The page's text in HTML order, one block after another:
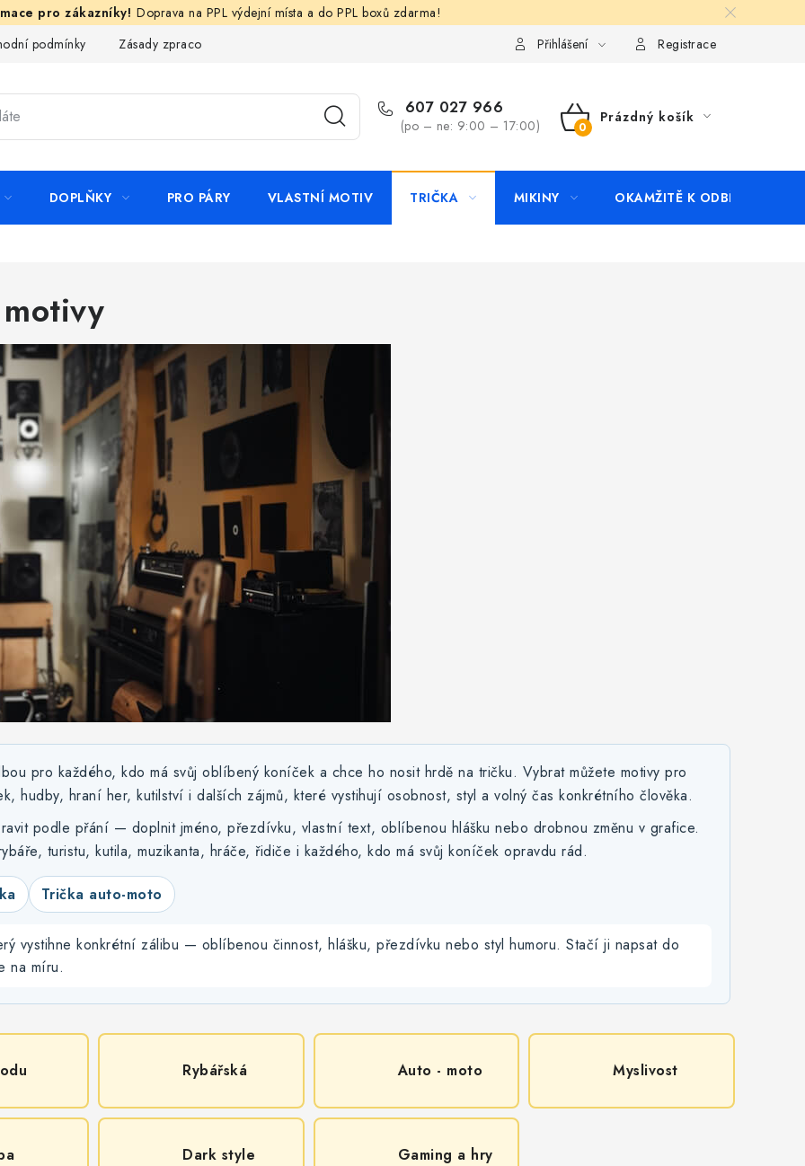
Doprava na PPL výdejní místa a do PPL boxů zdarma!
podmínky Zásady zpracování ochrany osobních údajů KontaktyPřihlášení Registrace
607 027 966
(po – ne: 9:00 – 17:00)
NÁKUPNÍ
Prázdný košík
DOPLŇKY PRO PÁRY VLASTNÍ MOTIV TRIČKA MIKINY OKAMŽITĚ K ODBĚRU
pro každého, kdo má svůj oblíbený koníček a chce ho nosit hrdě na tričku. Vybrat můžete motivy pro
hudby, hraní her, kutilství i dalších zájmů, které vystihují osobnost, styl a volný čas konkrétního člověka.
podle přání — doplnit jméno, přezdívku, vlastní text, oblíbenou hlášku nebo drobnou změnu v grafice.
turistu, kutila, muzikanta, hráče, řidiče i každého, kdo má svůj koníček opravdu rád.
Trička auto-moto
vystihne konkrétní zálibu — oblíbenou činnost, hlášku, přezdívku nebo styl humoru. Stačí ji napsat do
na míru.
Rybářská Auto - moto Myslivost
Dark style Gaming a hry